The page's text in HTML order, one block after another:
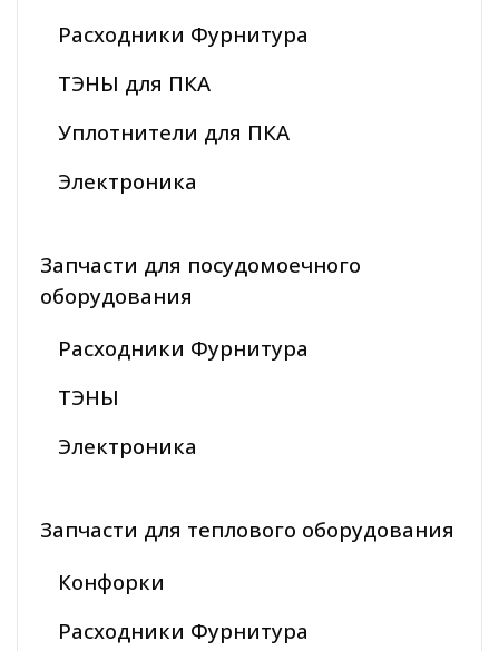
Расходники Фурнитура
ТЭНЫ для ПКА
Уплотнители для ПКА
Электроника
Запчасти для посудомоечного
оборудования
Расходники Фурнитура
ТЭНЫ
Электроника
Запчасти для теплового оборудования
Конфорки
Расходники Фурнитура